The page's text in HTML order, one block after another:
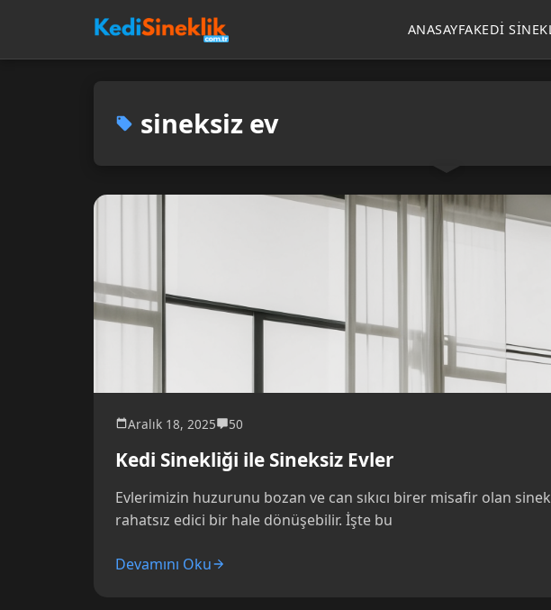
ANASAYFAKEDI
sineksiz ev
Aralık 18, 2025 50
Kedi Sinekliği ile Sineksiz Evler
Evlerimizin huzurunu bozan ve can sıkıcı birer misafir olan
rahatsız edici bir hale dönüşebilir. İşte bu
Devamını Oku